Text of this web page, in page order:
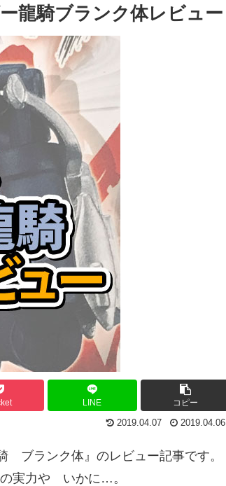
龍騎ブランク体レビュー
LINE コピー
2019.04.07 2019.04.06
ブランク体』のレビュー記事です。
の実力や いかに…。